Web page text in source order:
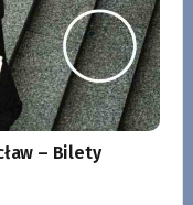
– Bilety